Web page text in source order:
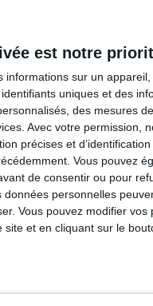
est notre
informations sur un
uniques et des
des mesures
Avec votre permission,
précises et
Vous pouvez
de consentir ou pour
personnelles
Vous pouvez modifier vos
et en cliquant sur le
de matchs à l'extérieur